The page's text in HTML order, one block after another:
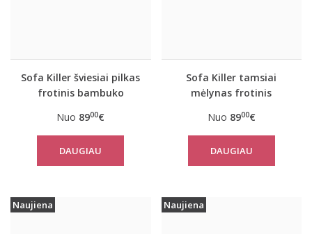
Sofa Killer šviesiai pilkas
frotinis bambuko
Nuo 8900€
DAUGIAU
Sofa Killer tamsiai
mėlynas frotinis
kombinezonas
Nuo 8900€
DAUGIAU
Naujiena Naujiena